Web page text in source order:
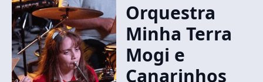
Orquestra
Minha Terra
Mogi e
Canarinhos